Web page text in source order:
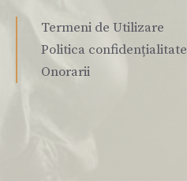
Termeni de Utilizare
Politica confidențialitate
Onorarii